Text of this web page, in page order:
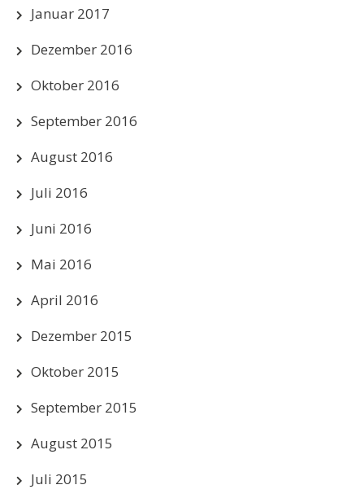
Januar 2017
Dezember 2016
Oktober 2016
September 2016
August 2016
Juli 2016
Juni 2016
Mai 2016
April 2016
Dezember 2015
Oktober 2015
September 2015
August 2015
Juli 2015